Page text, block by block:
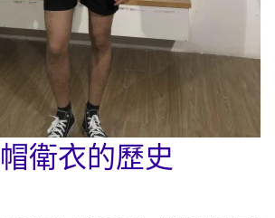
衛衣的歷史